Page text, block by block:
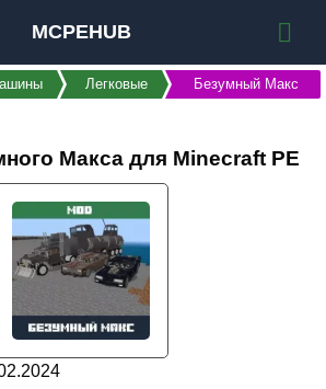
MCPEHUB
Легковые Безумный Макс
Макса для Minecraft PE